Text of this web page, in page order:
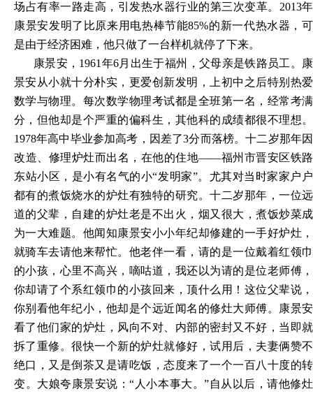
场占有率一路走高，引发热水器行业的第三次变革。2013年
康景安发明了比原来用电热棒节能85%的新一代热水器，可
是由于经济困难，他只做了一台样机就停了下来。
康景安， 1961年6月出生于福州，父母亲是铁路员工。康
景安从小就十分朴实，更爱创新发明，上初中之后特别热爱
数学与物理。每次数学物理考试都是全班第一名，经常考满
分，但他却是个严重的偏科生，其他科的成绩都很不理想。
1978年高中毕业参加高考，因差了3分而落榜。十二岁那年因
改造、修理炉灶而出名，在他的住地——福州市晋安区铁路
东站小区，是小有名气的小“发明家”。尤其对当时家家户户
都有的煮饭烧水的炉灶有独特的研究。十二岁那年，一位远
道的父辈，自建的炉灶老是不出火，烟又很大，煮饭炒菜成
为一大难题。他闻知康景安小小年纪却修建的一手好炉灶，
就骑车去请他来帮忙。他老伴一看，请的是一位戴着红领巾
的小孩，心里不高兴，嘀咕道，我还以为请的是位老师傅，
你却请了个系红领巾的小孩回来，顶什么用！这位父辈说，
你别看他年纪小，他却是个远近闻名的修灶大师傅。康景安
看了他们家的炉灶，风向不对、内部的密封又不好，当即就
拆了重修。很快一个新的炉灶就修好，试用后，夫妻俩赞不
绝口，又是倒茶又是请吃饭，态度来了一个一百八十度的转
变。大娘夸康景安说：“人小本事大。”自从以后，请他修灶